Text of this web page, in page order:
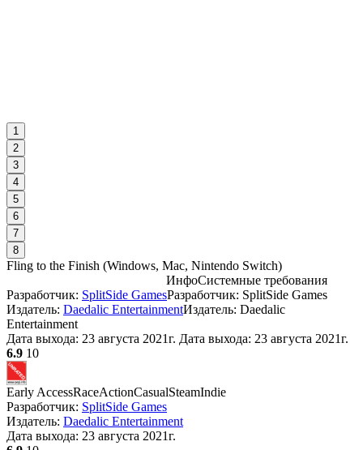
1
2
3
4
5
6
7
8
Fling to the Finish (Windows, Mac, Nintendo Switch)
ИнфоСистемные требования
Разработчик: SplitSide GamesРазработчик: SplitSide Games
Издатель: Daedalic EntertainmentИздатель: Daedalic
Entertainment
Дата выхода: 23 августа 2021г. Дата выхода: 23 августа 2021г.
6.9 10
Early AccessRaceActionCasualSteamIndie
Разработчик: SplitSide Games
Издатель: Daedalic Entertainment
Дата выхода: 23 августа 2021г.